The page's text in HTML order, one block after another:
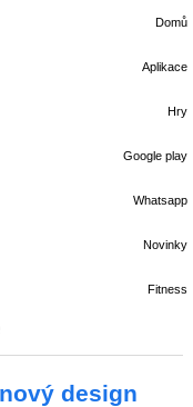
Domů
Aplikace
Hry
Google play
Whatsapp
Novinky
Fitness
design